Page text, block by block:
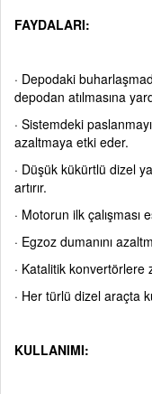
FAYDALARI:
· Depodaki
depodan atılmasına
· Sistemdeki
azaltmaya etki eder.
· Düşük kükürtlü dizel
artırır.
· Motorun ilk çalışması
· Egzoz dumanını
· Katalitik konvertörlere
· Her türlü dizel araçta
KULLANIMI: